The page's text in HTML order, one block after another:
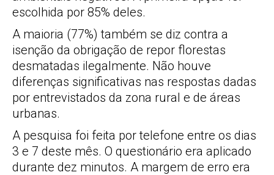
escolhida por 85% deles.
A maioria (77%) também se diz contra a
isenção da obrigação de repor florestas
desmatadas ilegalmente. Não houve
diferenças significativas nas respostas dadas
por entrevistados da zona rural e de áreas
urbanas.
A pesquisa foi feita por telefone entre os dias
3 e 7 deste mês. O questionário era aplicado
durante dez minutos. A margem de erro era